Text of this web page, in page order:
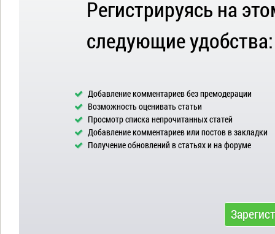
Регистрируясь на
следующие удобства:
Добавление комментариев без премодерации
Возможность оценивать статьи
Просмотр списка непрочитанных статей
Добавление комментариев или постов в закладки
Получение обновлений в статьях и на форуме